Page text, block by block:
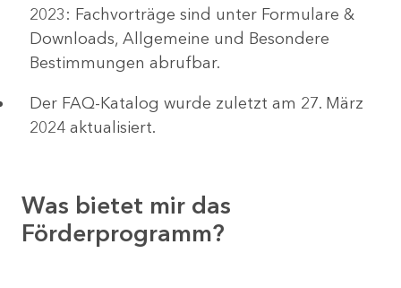
2023: Fachvorträge sind unter Formulare &
Downloads, Allgemeine und Besondere
Bestimmungen abrufbar.
Der FAQ-Katalog wurde zuletzt am 27. März
2024 aktualisiert.
Was bietet mir das
Förderprogramm?